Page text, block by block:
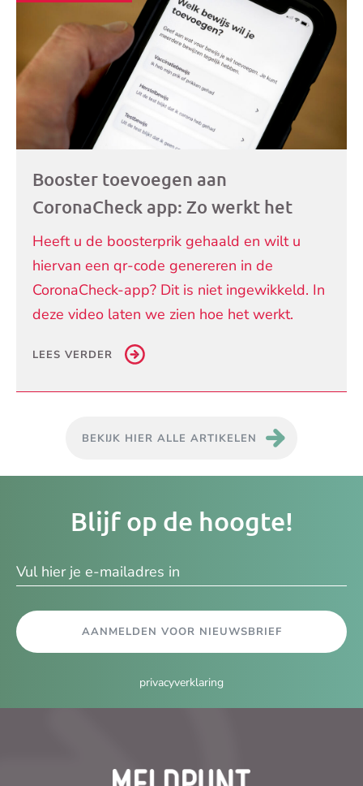
Booster toevoegen aan
CoronaCheck app: Zo werkt het
Heeft u de boosterprik gehaald en wilt u
hiervan een qr-code genereren in de
CoronaCheck-app? Dit is niet ingewikkeld. In
deze video laten we zien hoe het werkt.
LEES VERDER
BEKIJK HIER ALLE ARTIKELEN
Blijf op de hoogte!
AANMELDEN VOOR NIEUWSBRIEF
privacyverklaring